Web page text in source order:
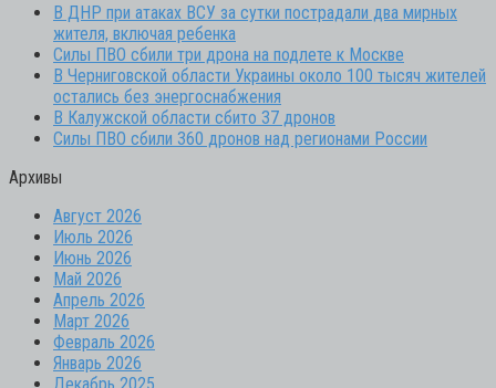
В ДНР при атаках ВСУ за сутки пострадали два мирных
жителя, включая ребенка
Силы ПВО сбили три дрона на подлете к Москве
В Черниговской области Украины около 100 тысяч жителей
остались без энергоснабжения
В Калужской области сбито 37 дронов
Силы ПВО сбили 360 дронов над регионами России
Архивы
Август 2026
Июль 2026
Июнь 2026
Май 2026
Апрель 2026
Март 2026
Февраль 2026
Январь 2026